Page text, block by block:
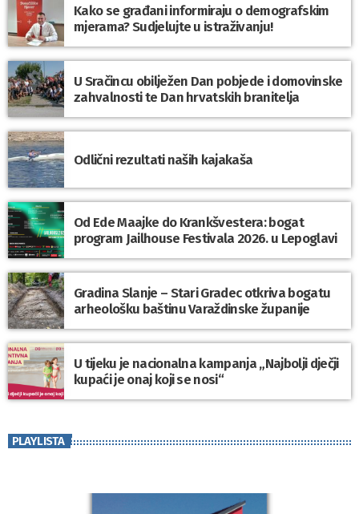
Kako se građani informiraju o demografskim
mjerama? Sudjelujte u istraživanju!
U Sračincu obilježen Dan pobjede i domovinske
zahvalnosti te Dan hrvatskih branitelja
Odlični rezultati naših kajakaša
Od Ede Maajke do Krankšvestera: bogat
program Jailhouse Festivala 2026. u Lepoglavi
Gradina Slanje – Stari Gradec otkriva bogatu
arheološku baštinu Varaždinske županije
U tijeku je nacionalna kampanja „Najbolji dječji
kupaći je onaj koji se nosi“
PLAYLISTA